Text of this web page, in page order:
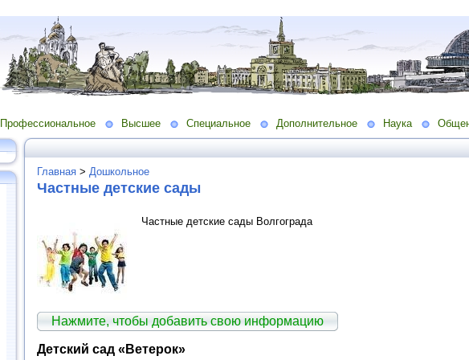
Профессиональное Высшее Специальное Дополнительное Наука
Главная > Дошкольное
Частные детские сады
Частные детские сады Волгограда
Нажмите, чтобы добавить свою информацию
Детский сад «Ветерок»